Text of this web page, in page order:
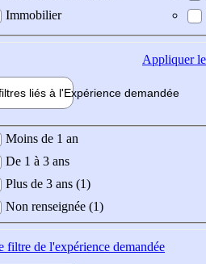
Immobilier
Appliquerle
liés à l'Expérience demandée
demandée
Moins de 1 an
De 1 à 3 ans
Plus de 3 ans (1)
Non renseignée (1)
filtre de l'expérience demandée